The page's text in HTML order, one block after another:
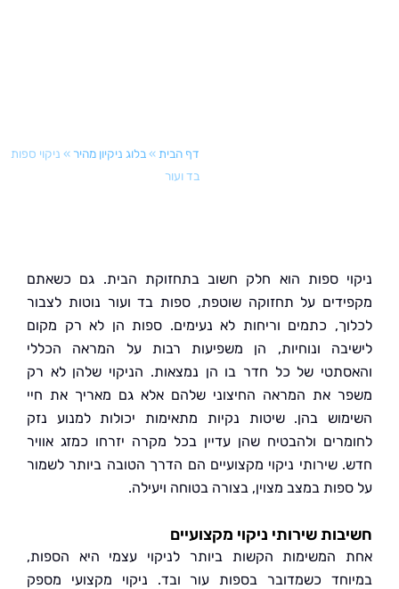
»בלוג ניקיון מהיר »ניקוי ספות
ספות הוא חלק חשוב בתחזוקת הבית. גם כשאתם
על תחזוקה שוטפת, ספות בד ועור נוטות לצבור
כתמים וריחות לא נעימים. ספות הן לא רק מקום
ונוחיות, הן משפיעות רבות על המראה הכללי
של כל חדר בו הן נמצאות. הניקוי שלהן לא רק
את המראה החיצוני שלהם אלא גם מאריך את חיי
בהן. שיטות נקיות מתאימות יכולות למנוע נזק
ולהבטיח שהן עדיין בכל מקרה יזרחו כמזג אוויר
שירותי ניקוי מקצועיים הם הדרך הטובה ביותר לשמור
במצב מצוין, בצורה בטוחה ויעילה.
שירותי ניקוי מקצועיים
המשימות הקשות ביותר לניקוי עצמי היא הספות,
כשמדובר בספות עור ובד. ניקוי מקצועי מספק